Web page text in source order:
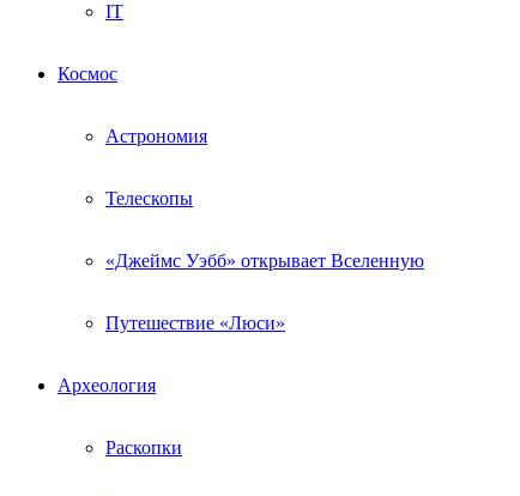
IT
Космос
Астрономия
Телескопы
«Джеймс Уэбб» открывает Вселенную
Путешествие «Люси»
Археология
Раскопки